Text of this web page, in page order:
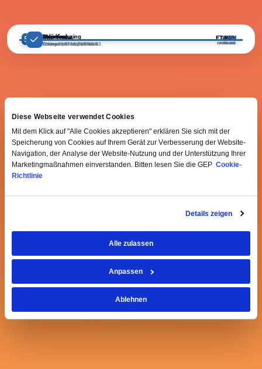
Diese Webseite verwendet Cookies
Mit dem Klick auf "Alle Cookies akzeptieren" erklären Sie sich mit der
Speicherung von Cookies auf Ihrem Gerät zur Verbesserung der Website-
Navigation, der Analyse der Website-Nutzung und der Unterstützung Ihrer
Marketingmaßnahmen einverstanden. Bitten lesen Sie die GEP Cookie-
Richtlinie
Details zeigen
Alle zulassen
Anpassen
Ablehnen
Control Tower
Manufacturing
Contract producer, Plant 03
94%
ON TRACK
Warehouse
Chicago DC · 12,847 SKUs
87%
CAPACITY
Logistics
In transit · 47 shipments
ETA 2d
AVERAGE
Delivered
Customer sites · This week
1,284
ORDERS
PREDICTIVE ALERT
Plant 03 capacity tightening · Reroute recommended